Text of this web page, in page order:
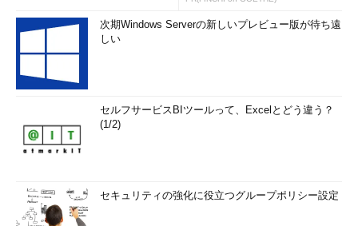
次期Windows Serverの新しいプレビュー版が待ち遠
しい
セルフサービスBIツールって、Excelとどう違う？
(1/2)
セキュリティの強化に役立つグループポリシー設定